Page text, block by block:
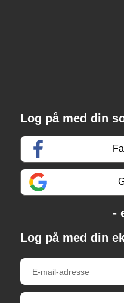
Log på med din
Log på med din